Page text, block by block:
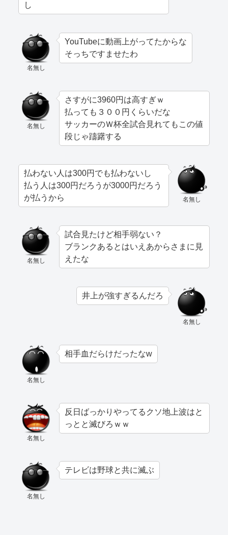
し
名無し
YouTubeに動画上がってたからな
そっちですませたわ
名無し
さすがに3960円は高すぎｗ
払っても３００円くらいだな
サッカーのＷ杯全試合見れてもこの値
段じゃ躊躇する
名無し
払わない人は300円でも払わないし
払う人は300円だろうが3000円だろう
が払うから
名無し
試合見たけど相手弱ない？
ブランクあるとはいえあからさまに見
えたな
名無し
井上が強すぎるんだろ
名無し
相手血だらけだったなw
名無し
反日ばっかりやってるクソ地上波はと
っとと滅びろｗｗ
名無し
テレビは野球と共に滅ぶ